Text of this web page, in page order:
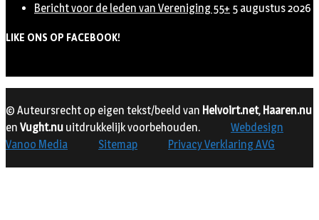
Bericht voor de leden van Vereniging 55+ 5 augustus 2026
LIKE ONS OP FACEBOOK!
© Auteursrecht op eigen tekst/beeld van Helvoirt.net, Haaren.nu
en Vught.nu uitdrukkelijk voorbehouden.
Webdesign
Vanoo Media
Sitemap Privacy Verklaring AVG